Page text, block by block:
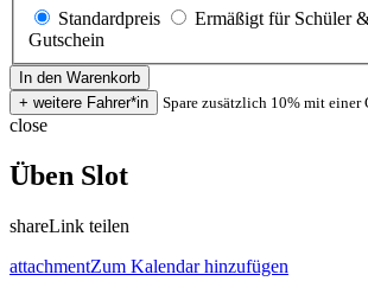
Standardpreis
Ermäßigt für Schüler
Gutschein
Spare zusätzlich 10% mit einer
close
Üben Slot
shareLink teilen
attachmentZum Kalendar hinzufügen